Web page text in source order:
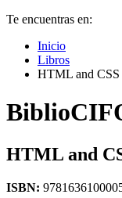
Te encuentras en:
Inicio
Libros
HTML and
HTML and
ISBN: